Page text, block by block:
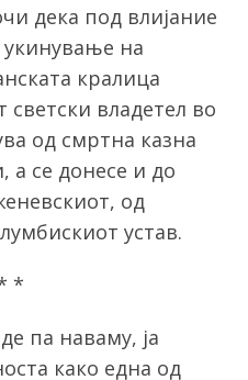
дека под влијание
укинување на
кралица
светски владетел во
од смртна казна
а се донесе и до
од
устав.
*
па наваму, ја
како една од